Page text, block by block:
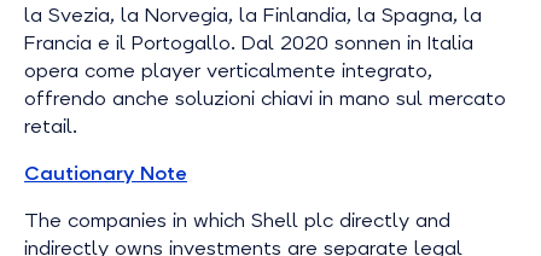
la Svezia, la Norvegia, la Finlandia, la Spagna, la
Francia e il Portogallo. Dal 2020 sonnen in Italia
opera come player verticalmente integrato,
offrendo anche soluzioni chiavi in mano sul mercato
retail.
Cautionary Note
The companies in which Shell plc directly and
indirectly owns investments are separate legal